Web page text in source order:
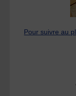
Pour suivre au